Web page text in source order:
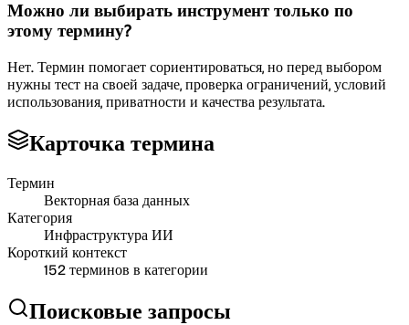
Можно ли выбирать инструмент только по
этому термину?
Нет. Термин помогает сориентироваться, но перед выбором
нужны тест на своей задаче, проверка ограничений, условий
использования, приватности и качества результата.
Карточка термина
Термин
Векторная база данных
Категория
Инфраструктура ИИ
Короткий контекст
152 терминов в категории
Поисковые запросы